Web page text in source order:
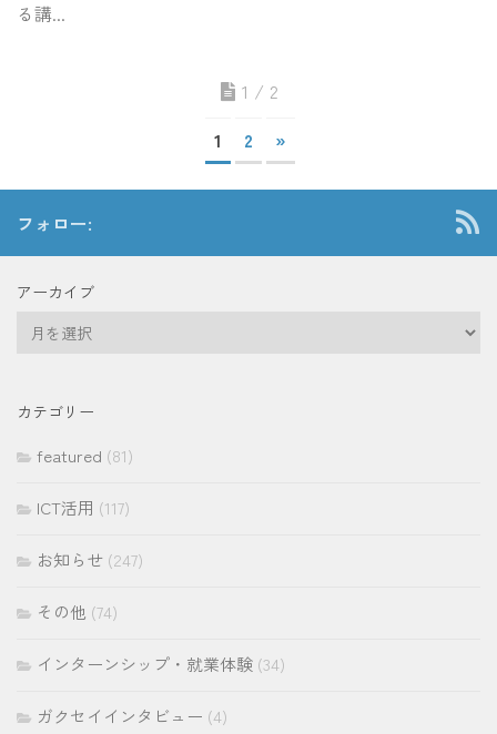
る講...
1 / 2
1 2 »
フォロー:
アーカイブ
イ
カテゴリー
featured (81)
ICT活用 (117)
お知らせ (247)
その他 (74)
インターンシップ・就業体験 (34)
ガクセイインタビュー (4)